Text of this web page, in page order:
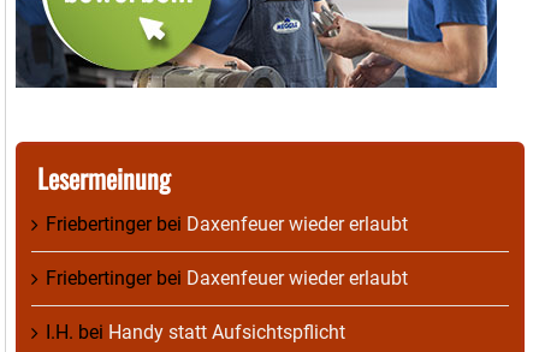
Lesermeinung
Friebertingerbei Daxenfeuer wieder erlaubt
Friebertingerbei Daxenfeuer wieder erlaubt
I.H. bei Handy statt Aufsichtspflicht